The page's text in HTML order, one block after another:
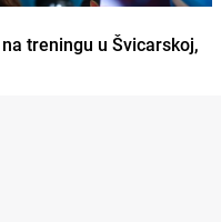
treningu u Švicarskoj,